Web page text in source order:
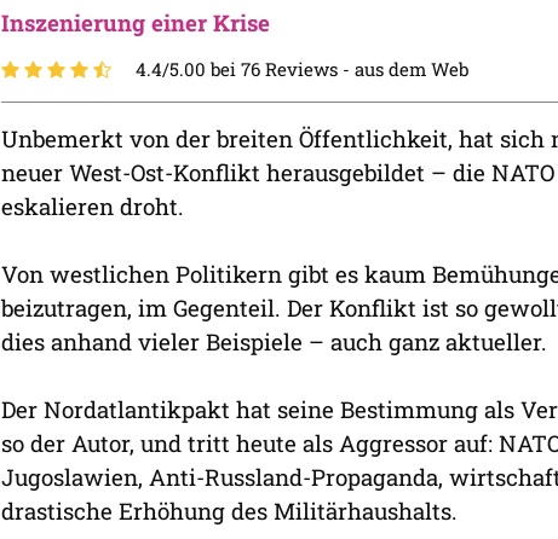
Inszenierung einer Krise
4.4/5.00 bei 76 Reviews - aus dem Web
Unbemerkt von der breiten Öffentlichkeit, hat sich
neuer West-Ost-Konflikt herausgebildet – die
eskalieren droht.
Von westlichen Politikern gibt es kaum
beizutragen, im Gegenteil. Der Konflikt ist so
dies anhand vieler Beispiele – auch ganz aktueller.
Der Nordatlantikpakt hat seine Bestimmung als
so der Autor, und tritt heute als Aggressor auf:
Jugoslawien, Anti-Russland-Propaganda,
drastische Erhöhung des Militärhaushalts.